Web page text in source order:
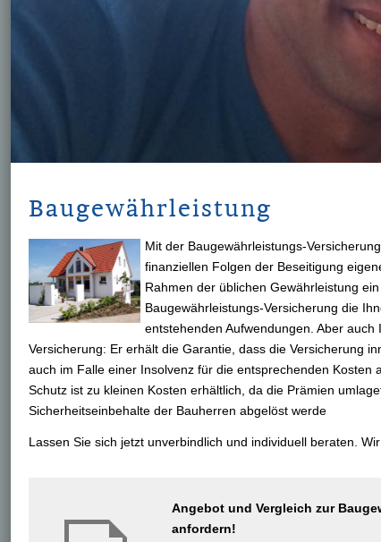
Baugewährleistung
Mit der Baugewährleistungs-
finanziellen Folgen der Beseitigung
Rahmen der üblichen Gewährleistung
Baugewährleistungs-Versicherung die
entstehenden Aufwendungen. Aber
Versicherung: Er erhält die Garantie, dass die Versicherung
auch im Falle einer Insolvenz für die entsprechenden Kosten
Schutz ist zu kleinen Kosten erhältlich, da die Prämien
Sicherheitseinbehalte der Bauherren abgelöst werde
Lassen Sie sich jetzt unverbindlich und individuell beraten.
Angebot und Vergleich zur
anfordern!